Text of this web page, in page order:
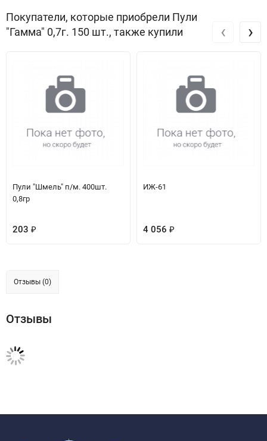
Покупатели, которые приобрели Пули
"Гамма" 0,7г. 150 шт., также купили
Пули "Шмель" п/м. 400шт.
0,8гр
203 ₽
ИЖ-61
4 056 ₽
‹ ›
Отзывы (0)
Отзывы